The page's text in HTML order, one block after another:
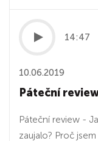
14:47
10.06.2019
Páteční
Páteční review -
zaujalo? Proč